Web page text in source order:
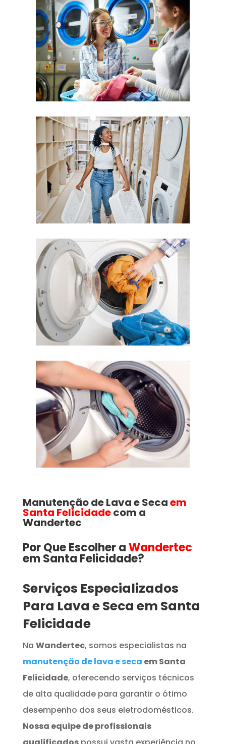
Manutenção de Lava e Secaem
Santa Felicidadecom a
Wandertec
Por Que Escolher aWandertec
em Santa Felicidade​​​?
Serviços Especializados
Para Lava e Seca em Santa
Felicidade
Na Wandertec, somos especialistas na
manutenção de lava e seca em Santa
Felicidade, oferecendo serviços técnicos
de alta qualidade para garantir o ótimo
desempenho dos seus eletrodomésticos.
Nossa equipe de profissionais